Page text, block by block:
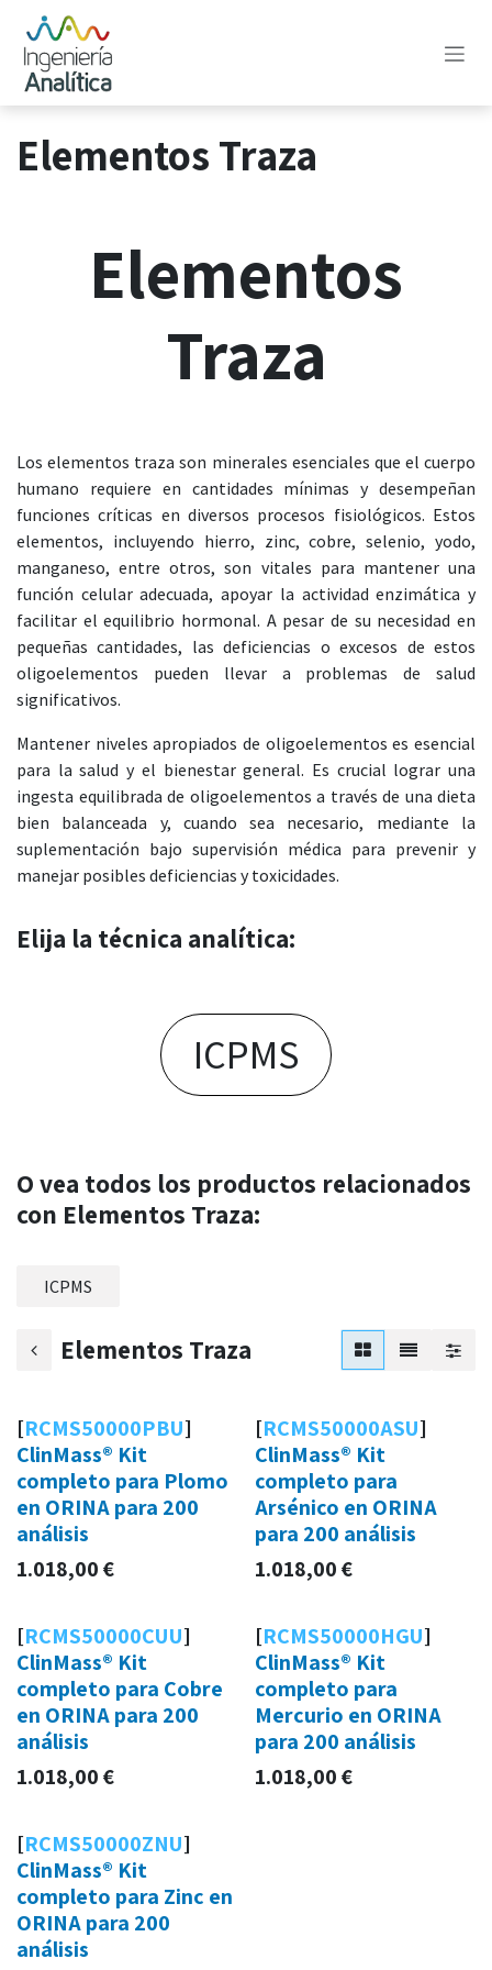
Ir al contenido
Elementos Traza
Elementos
Traza
Los elementos traza son minerales esenciales que el cuerpo
humano requiere en cantidades mínimas y desempeñan
funciones críticas en diversos procesos fisiológicos. Estos
elementos, incluyendo hierro, zinc, cobre, selenio, yodo,
manganeso, entre otros, son vitales para mantener una
función celular adecuada, apoyar la actividad enzimática y
facilitar el equilibrio hormonal. A pesar de su necesidad en
pequeñas cantidades, las deficiencias o excesos de estos
oligoelementos pueden llevar a problemas de salud
significativos.
Mantener niveles apropiados de oligoelementos es esencial
para la salud y el bienestar general. Es crucial lograr una
ingesta equilibrada de oligoelementos a través de una dieta
bien balanceada y, cuando sea necesario, mediante la
suplementación bajo supervisión médica para prevenir y
manejar posibles deficiencias y toxicidades.
Elija la técnica analítica:
ICPM​​S
O vea todos los productos relacionados
con Elementos Traza:
ICPMS
Elementos Traza
[RCMS50000PBU]
ClinMass® Kit
completo para Plomo
en ORINA para 200
análisis
1.018,00€
[RCMS50000ASU]
ClinMass® Kit
completo para
Arsénico en ORINA
para 200 análisis
1.018,00€
[RCMS50000CUU]
ClinMass® Kit
completo para Cobre
en ORINA para 200
análisis
1.018,00€
[RCMS50000HGU]
ClinMass® Kit
completo para
Mercurio en ORINA
para 200 análisis
1.018,00€
[RCMS50000ZNU]
ClinMass® Kit
completo para Zinc en
ORINA para 200
análisis